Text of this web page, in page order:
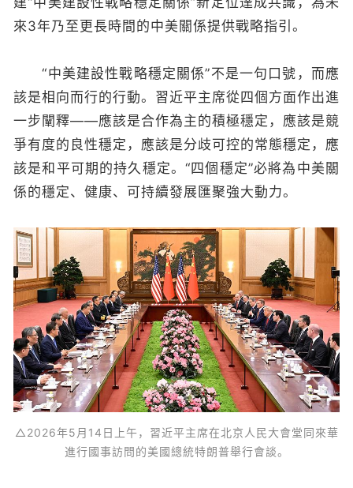
來3年乃至更長時間的中美關係提供戰略指引。
“中美建設性戰略穩定關係”不是一句口號，而應
該是相向而行的行動。習近平主席從四個方面作出進
一步闡釋——應該是合作為主的積極穩定，應該是競
爭有度的良性穩定，應該是分歧可控的常態穩定，應
該是和平可期的持久穩定。“四個穩定”必將為中美關
係的穩定、健康、可持續發展匯聚強大動力。
△2026年5月14日上午，習近平主席在北京人民大會堂同來華
進行國事訪問的美國總統特朗普舉行會談。